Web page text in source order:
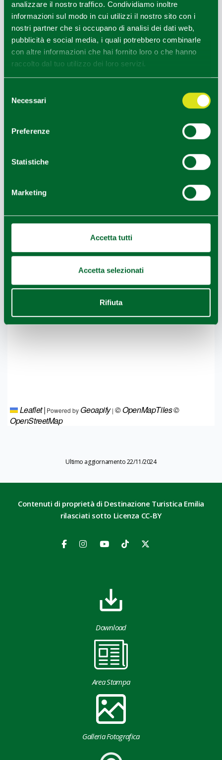
analizzare il nostro traffico. Condividiamo inoltre
informazioni sul modo in cui utilizzi il nostro sito con i
nostri partner che si occupano di analisi dei dati web,
pubblicità e social media, i quali potrebbero combinarle
con altre informazioni che hai fornito loro o che hanno
raccolto dal tuo utilizzo dei loro servizi.
delNecessari
Preferenze
Statistiche
Marketing
Accetta tutti
Accetta selezionati
Rifiuta
Parma, Museo Glauco Lombardi
1
COME ARRIVARE
Leaflet| Powered by Geoapify|© OpenMapTiles©
OpenStreetMap
Ultimo aggiornamento 22/11/2024
Contenuti di proprietà di Destinazione Turistica Emilia
rilasciati sotto Licenza CC-BY
Download
Area Stampa
Galleria Fotografica